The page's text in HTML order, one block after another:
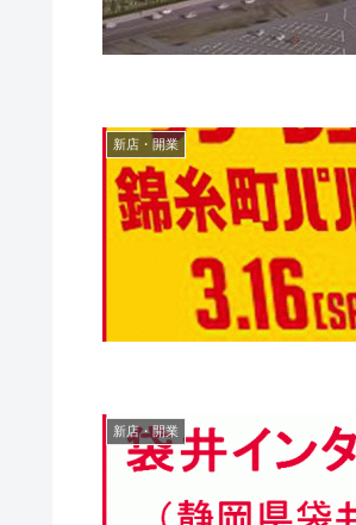
新店・開業
新店・開業